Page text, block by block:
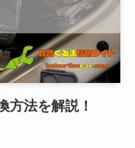
方法を解説！